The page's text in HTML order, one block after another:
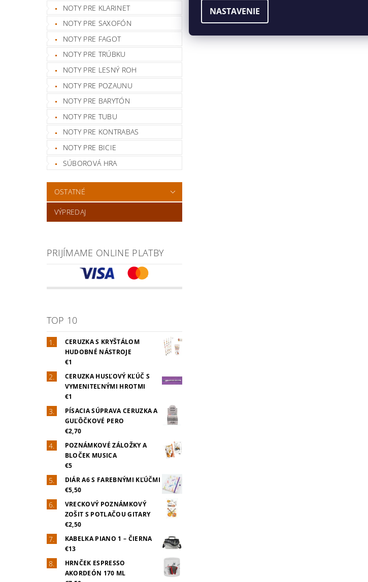
NOTY PRE KLARINET
NOTY PRE SAXOFÓN
NOTY PRE FAGOT
NOTY PRE TRÚBKU
NOTY PRE LESNÝ ROH
NOTY PRE POZAUNU
NOTY PRE BARYTÓN
NOTY PRE TUBU
NOTY PRE KONTRABAS
NOTY PRE BICIE
SÚBOROVÁ HRA
OSTATNÉ
VÝPREDAJ
PRIJÍMAME ONLINE PLATBY
TOP 10
CERUZKA S KRYŠTÁLOM
HUDOBNÉ NÁSTROJE
€1
CERUZKA HUSĽOVÝ KĽÚČ S
VYMENITEĽNÝMI HROTMI
€1
PÍSACIA SÚPRAVA CERUZKA A
GUĽÔČKOVÉ PERO
€2,70
POZNÁMKOVÉ ZÁLOŽKY A
BLOČEK MUSICA
€5
DIÁR A6 S FAREBNÝMI KĽÚČMI
€5,50
VRECKOVÝ POZNÁMKOVÝ
ZOŠIT S POTLAČOU GITARY
€2,50
KABELKA PIANO 1 – ČIERNA
€13
HRNČEK ESPRESSO
AKORDEÓN 170 ML
NASTAVENIE